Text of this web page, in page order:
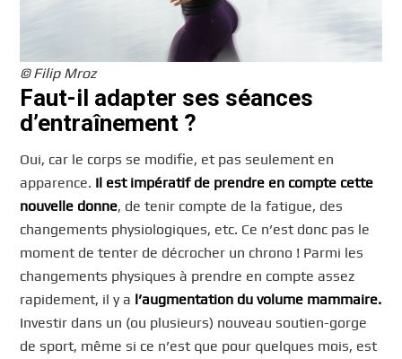
© Filip Mroz
Faut-il adapter ses séances
d’entraînement ?
Oui, car le corps se modifie, et pas seulement en
apparence. Il est impératif de prendre en compte cette
nouvelle donne, de tenir compte de la fatigue, des
changements physiologiques, etc. Ce n’est donc pas le
moment de tenter de décrocher un chrono ! Parmi les
changements physiques à prendre en compte assez
rapidement, il y a l’augmentation du volume mammaire.
Investir dans un (ou plusieurs) nouveau soutien-gorge
de sport, même si ce n’est que pour quelques mois, est